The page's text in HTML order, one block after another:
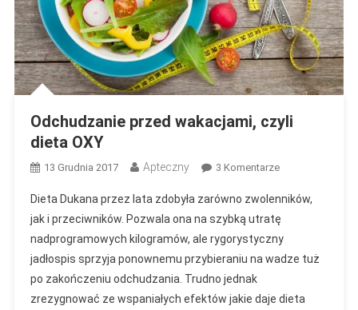
Odchudzanie przed wakacjami, czyli
dieta OXY
13 Grudnia 2017 Apteczny 3 KomentarzeDo
Przed
Wakacjami,
Czyli
Dieta
Dieta Dukana przez lata zdobyła zarówno zwolenników,
jak i przeciwników. Pozwala ona na szybką utratę
nadprogramowych kilogramów, ale rygorystyczny
jadłospis sprzyja ponownemu przybieraniu na wadze tuż
po zakończeniu odchudzania. Trudno jednak
zrezygnować ze wspaniałych efektów jakie daje dieta